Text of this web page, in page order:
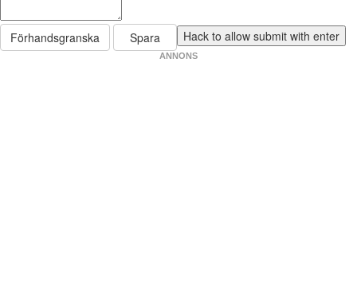
Förhandsgranska Spara
ANNONS